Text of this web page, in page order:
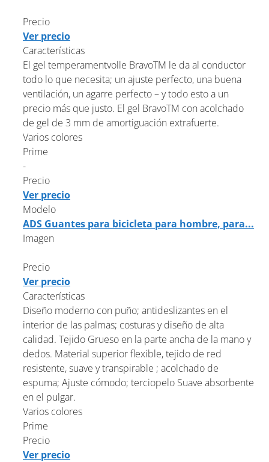
Precio
Ver precio
Características
El gel temperamentvolle BravoTM le da al conductor
todo lo que necesita; un ajuste perfecto, una buena
ventilación, un agarre perfecto – y todo esto a un
precio más que justo. El gel BravoTM con acolchado
de gel de 3 mm de amortiguación extrafuerte.
Varios colores
Prime
-
Precio
Ver precio
Modelo
ADS Guantes para bicicleta para hombre, para...
Imagen
Precio
Ver precio
Características
Diseño moderno con puño; antideslizantes en el
interior de las palmas; costuras y diseño de alta
calidad. Tejido Grueso en la parte ancha de la mano y
dedos. Material superior flexible, tejido de red
resistente, suave y transpirable ; acolchado de
espuma; Ajuste cómodo; terciopelo Suave absorbente
en el pulgar.
Varios colores
Prime
Precio
Ver precio